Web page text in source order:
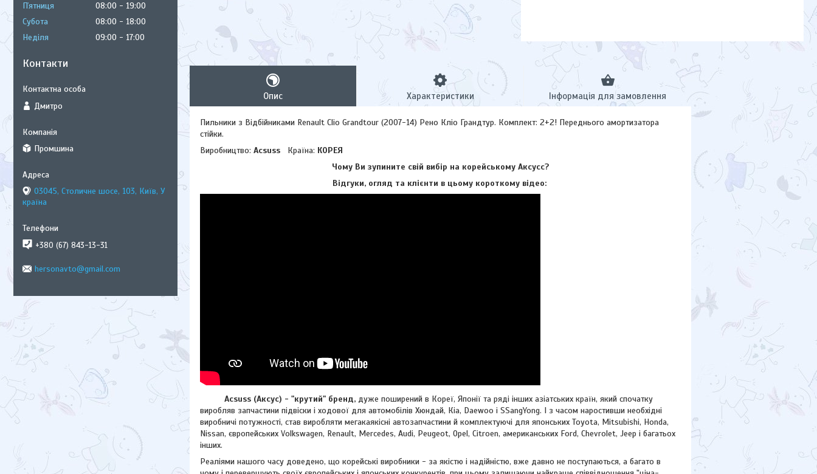
Опис Характеристики Інформація для замовлення
Пильники з Відбійниками Renault Clio Grandtour (2007-14) Рено Кліо Грандтур. Комплект: 2+2! Переднього амортизатора
стійки.
Виробництво: Acsuss Країна: КОРЕЯ
Чому Ви зупините свій вибір на корейському Аксусс?
Відгуки, огляд та клієнти в цьому короткому відео:
Acsuss (Аксус) - "крутий" бренд, дуже поширений в Кореї, Японії та ряді інших азіатських країн, який спочатку
виробляв запчастини підвіски і ходової для автомобілів Хюндай, Кіа, Daewoo і SSangYong. І з часом наростивши необхідні
виробничі потужності, став виробляти мегакаякісні автозапчастини й комплектуючі для японських Toyota, Mitsubishi, Honda,
Nissan, європейських Volkswagen, Renault, Mercedes, Audi, Peugeot, Opel, Citroen, американських Ford, Chevrolet, Jeep і багатьох
інших.
Реаліями нашого часу доведено, що корейські виробники - за якістю і надійністю, вже давно не поступаються, а багато в
Пʼятниця
08:00
19:00
Субота
08:00
18:00
Неділя
09:00 17:00
Контакти
Дмитро
Промшина
03045, Столичне шосе, 103, Київ, У
країна
+380 (67) 843-13-31
hersonavto@gmail.com